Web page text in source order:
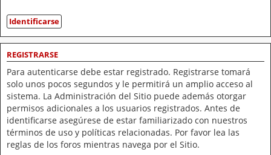
REGISTRARSE
Para autenticarse debe estar registrado. Registrarse tomará
solo unos pocos segundos y le permitirá un amplio acceso al
sistema. La Administración del Sitio puede además otorgar
permisos adicionales a los usuarios registrados. Antes de
identificarse asegúrese de estar familiarizado con nuestros
términos de uso y políticas relacionadas. Por favor lea las
reglas de los foros mientras navega por el Sitio.